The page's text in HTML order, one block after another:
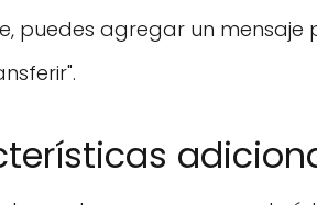
puedes agregar un mensaje